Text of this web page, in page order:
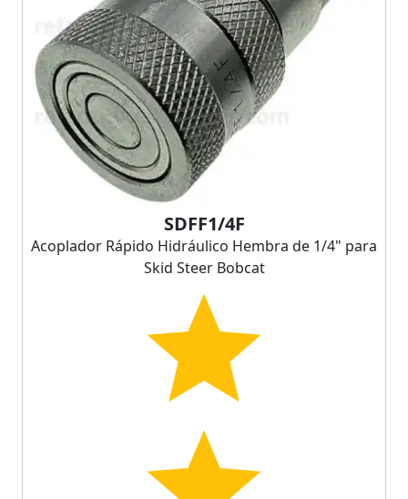
SDFF1/4F
Acoplador Rápido Hidráulico Hembra de 1/4" para
Skid Steer Bobcat